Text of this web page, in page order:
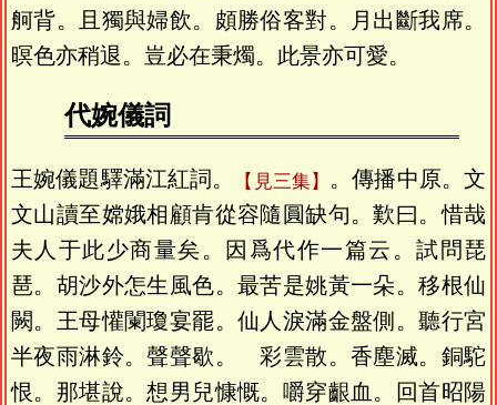
舸背。且獨與婦飲。頗勝俗客對。月出斷我席。
暝色亦稍退。豈必在秉燭。此景亦可愛。
代婉儀詞
王婉儀題驛滿江紅詞。 見三集
。傳播中原。文
文山讀至嫦娥相顧肯從容隨圓缺句。歎曰。惜哉
夫人于此少商量矣。因爲代作一篇云。試問琵
琶。胡沙外怎生風色。最苦是姚黃一朵。移根仙
闕。王母懽闌瓊宴罷。仙人淚滿金盤側。聽行宮
半夜雨淋鈴。聲聲歇。 彩雲散。香塵滅。銅駝
恨。那堪說。想男兒慷慨。嚼穿齦血。回首昭陽